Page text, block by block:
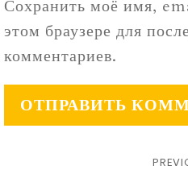
Сохранить моё имя,
этом браузере для
комментариев.